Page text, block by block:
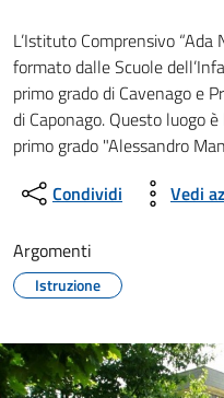
L’Istituto Comprensivo “Ada
formato dalle Scuole
primo grado di Cavenago e
di Caponago. Questo luogo
primo grado "Alessandro
Condividi
Vedi
Argomenti
Istruzione